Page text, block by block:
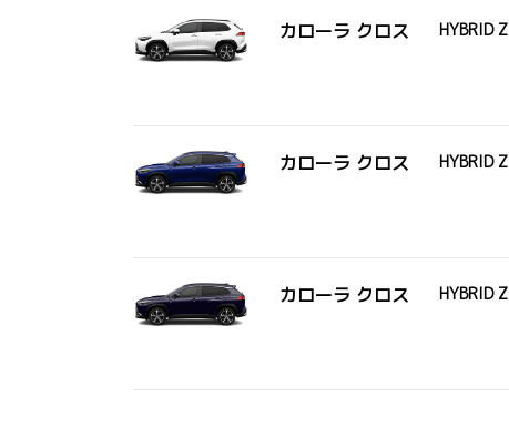
カローラ クロス HYBRID Z
カローラ クロス HYBRID Z
カローラ クロス HYBRID Z